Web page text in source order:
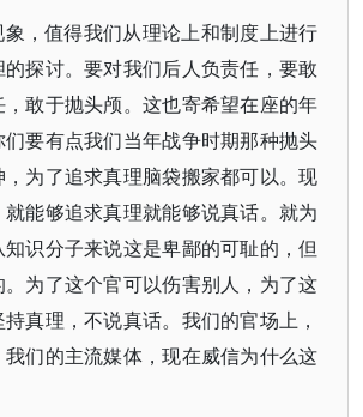
，值得我们从理论上和制度上进行
探讨。要对我们后人负责任，要敢
敢于抛头颅。这也寄希望在座的年
要有点我们当年战争时期那种抛头
为了追求真理脑袋搬家都可以。现
能够追求真理就能够说真话。就为
识分子来说这是卑鄙的可耻的，但
为了这个官可以伤害别人，为了这
真理，不说真话。我们的官场上，
们的主流媒体，现在威信为什么这